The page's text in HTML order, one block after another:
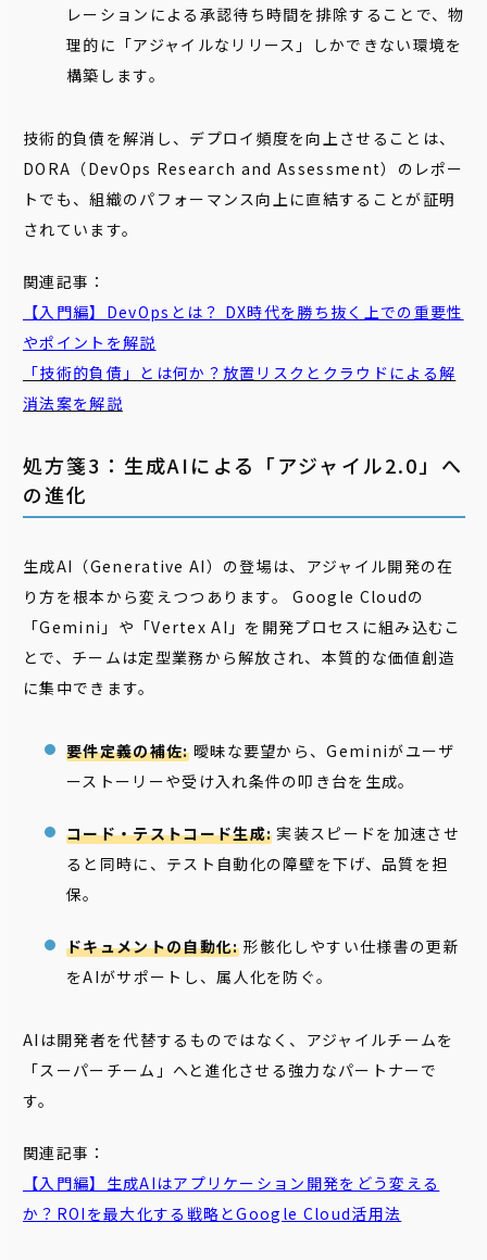
レーションによる承認待ち時間を排除することで、物
理的に「アジャイルなリリース」しかできない環境を
構築します。
技術的負債を解消し、デプロイ頻度を向上させることは、
DORA（DevOps Research and Assessment）のレポー
トでも、組織のパフォーマンス向上に直結することが証明
されています。
関連記事：
【入門編】DevOpsとは？ DX時代を勝ち抜く上での重要性
やポイントを解説
「技術的負債」とは何か？放置リスクとクラウドによる解
消法案を解説
処方箋3：生成AIによる「アジャイル2.0」へ
の進化
生成AI（Generative AI）の登場は、アジャイル開発の在
り方を根本から変えつつあります。 Google Cloudの
「Gemini」や「Vertex AI」を開発プロセスに組み込むこ
とで、チームは定型業務から解放され、本質的な価値創造
に集中できます。
要件定義の補佐:曖昧な要望から、Geminiがユーザ
ーストーリーや受け入れ条件の叩き台を生成。
コード・テストコード生成: 実装スピードを加速させ
ると同時に、テスト自動化の障壁を下げ、品質を担
保。
ドキュメントの自動化:形骸化しやすい仕様書の更新
をAIがサポートし、属人化を防ぐ。
AIは開発者を代替するものではなく、アジャイルチームを
「スーパーチーム」へと進化させる強力なパートナーで
す。
関連記事：
【入門編】生成AIはアプリケーション開発をどう変える
か？ROIを最大化する戦略とGoogle Cloud活用法